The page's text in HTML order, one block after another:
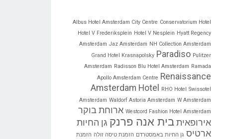
Albus Hotel Amsterdam City Centre Conservatorium Hotel
Hotel V Frederiksplein Hotel V Nesplein Hyatt Regency
Amsterdam Jaz Amsterdam NH Collection Amsterdam
Grand Hotel Krasnapolsky Paradiso Pulitzer
Amsterdam Radisson Blu Hotel Amsterdam Ramada
Apollo Amsterdam Centre Renaissance
Amsterdam Hotel
RHO Hotel Swissotel
Amsterdam Waldorf Astoria Amsterdam W Amsterdam
Westcord Fashion Hotel Amsterdam ארוחת בוקר
אירופאית בית אנה פרנק גן החיות
ארטיס גן החיות באמסטרדם הזמנת טיסה זולה הזמנת